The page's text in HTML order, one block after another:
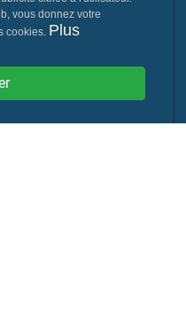
vous donnez votre
cookies. Plus